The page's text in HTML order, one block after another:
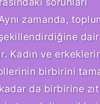
zamanda,
şekillendirdiğine
Kadın ve
birbirini
da birbirine